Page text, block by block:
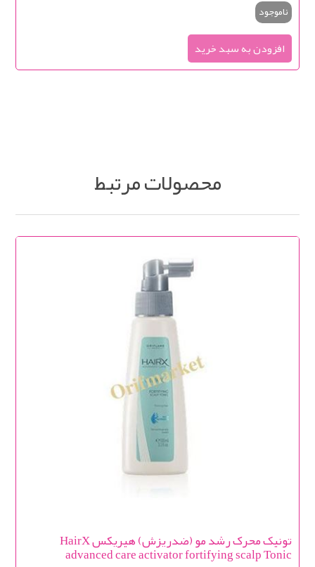
ناموجود
محصولات مرتبط
تونیک محرک رشد مو (ضدریزش) هیریکس HairX
advanced care activator fortifying scalp Tonic